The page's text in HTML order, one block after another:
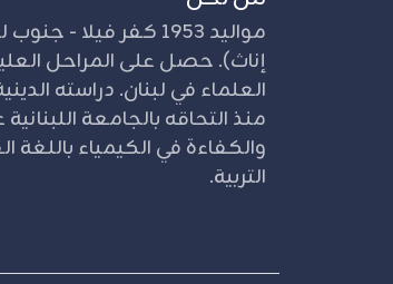
إناث). حصل على المراحل
العلماء في لبنان. دراسته
والكفاءة في الكيمياء باللغة
التربية.